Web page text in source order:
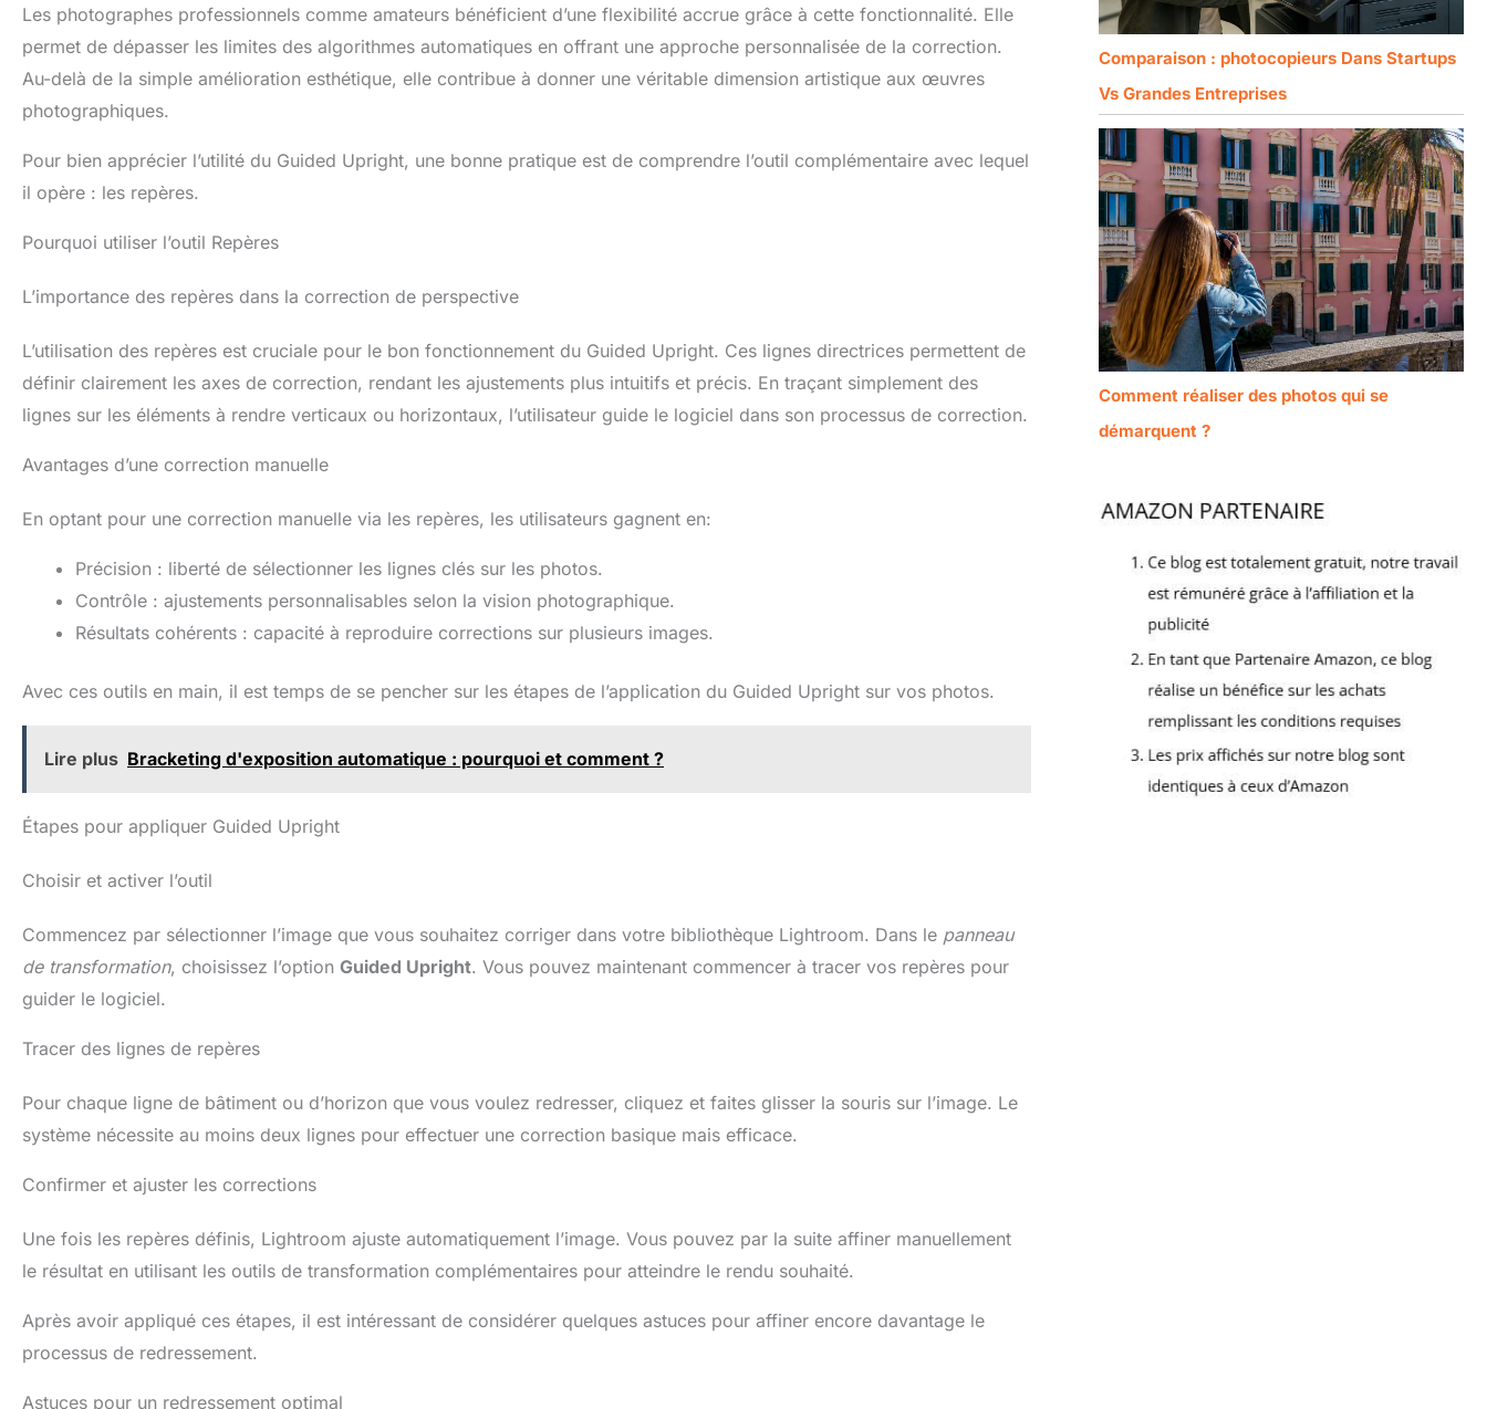
Les photographes professionnels comme amateurs bénéficient d’une flexibilité accrue grâce à cette fonctionnalité. Elle
permet de dépasser les limites des algorithmes automatiques en offrant une approche personnalisée de la correction.
Au-delà de la simple amélioration esthétique, elle contribue à donner une véritable dimension artistique aux œuvres
photographiques.
Pour bien apprécier l’utilité du Guided Upright, une bonne pratique est de comprendre l’outil complémentaire avec lequel
il opère : les repères.
Pourquoi utiliser l’outil Repères
L’importance des repères dans la correction de perspective
L’utilisation des repères est cruciale pour le bon fonctionnement du Guided Upright. Ces lignes directrices permettent de
définir clairement les axes de correction, rendant les ajustements plus intuitifs et précis. En traçant simplement des
lignes sur les éléments à rendre verticaux ou horizontaux, l’utilisateur guide le logiciel dans son processus de correction.
Avantages d’une correction manuelle
En optant pour une correction manuelle via les repères, les utilisateurs gagnent en:
Précision : liberté de sélectionner les lignes clés sur les photos.
Contrôle : ajustements personnalisables selon la vision photographique.
Résultats cohérents : capacité à reproduire corrections sur plusieurs images.
Avec ces outils en main, il est temps de se pencher sur les étapes de l’application du Guided Upright sur vos photos.
Lire plus Bracketing d'exposition automatique : pourquoi et comment ?
Étapes pour appliquer Guided Upright
Choisir et activer l’outil
Commencez par sélectionner l’image que vous souhaitez corriger dans votre bibliothèque Lightroom. Dans le panneau
de transformation, choisissez l’option Guided Upright. Vous pouvez maintenant commencer à tracer vos repères pour
guider le logiciel.
Tracer des lignes de repères
Pour chaque ligne de bâtiment ou d’horizon que vous voulez redresser, cliquez et faites glisser la souris sur l’image. Le
système nécessite au moins deux lignes pour effectuer une correction basique mais efficace.
Confirmer et ajuster les corrections
Une fois les repères définis, Lightroom ajuste automatiquement l’image. Vous pouvez par la suite affiner manuellement
le résultat en utilisant les outils de transformation complémentaires pour atteindre le rendu souhaité.
Après avoir appliqué ces étapes, il est intéressant de considérer quelques astuces pour affiner encore davantage le
processus de redressement.
Astuces pour un redressement optimal
Comparaison : photocopieurs Dans Startups
Vs Grandes Entreprises
Comment réaliser des photos qui se
démarquent ?